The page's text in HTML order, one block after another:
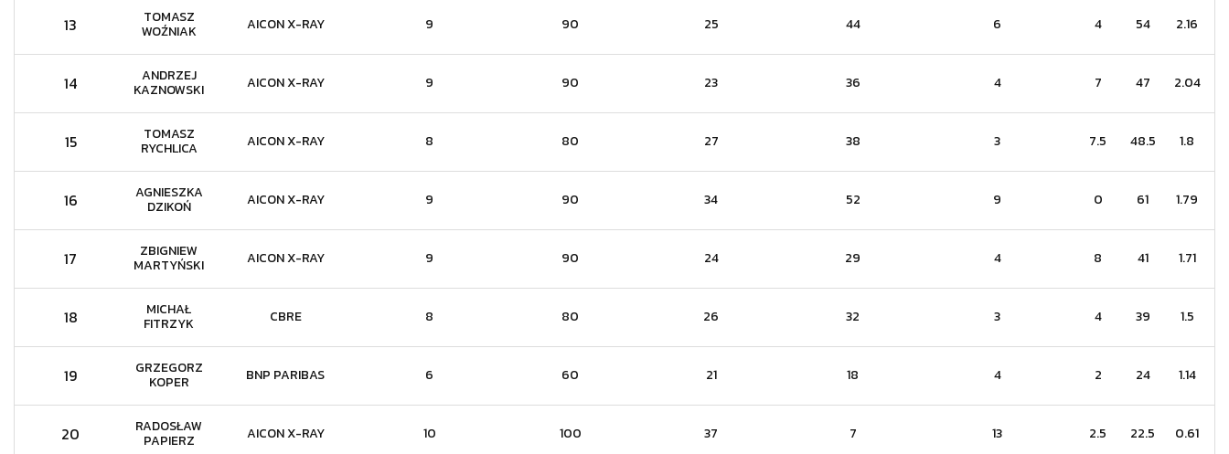
13 TOMASZ
WOŹNIAK AICON X-RAY 9 90 25 44 6 4 54 2.16
14 ANDRZEJ
KAZNOWSKI AICON X-RAY 9 90 23 36 4 7 47 2.04
15 TOMASZ
RYCHLICA AICON X-RAY 8 80 27 38 3 7.5 48.5 1.8
16 AGNIESZKA
DZIKOŃ AICON X-RAY 9 90 34 52 9 0 61 1.79
17 ZBIGNIEW
MARTYŃSKI AICON X-RAY 9 90 24 29 4 8 41 1.71
18 MICHAŁ
FITRZYK CBRE 8 80 26 32 3 4 39 1.5
19 GRZEGORZ
KOPER BNP PARIBAS 6 60 21 18 4 2 24 1.14
20 RADOSŁAW
PAPIERZ AICON X-RAY 10 100 37 7 13 2.5 22.5 0.61